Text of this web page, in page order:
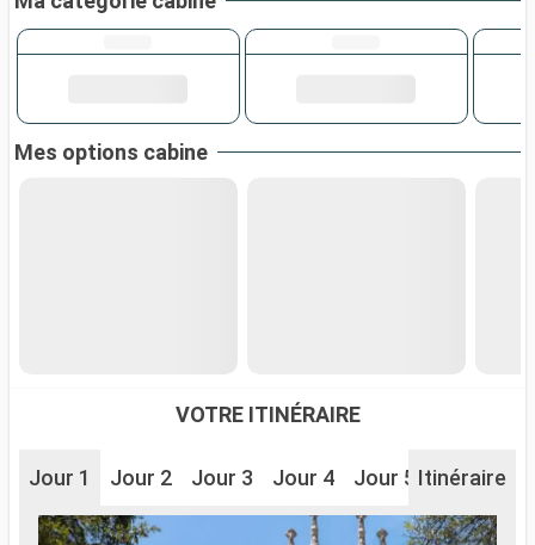
Mes options cabine
VOTRE ITINÉRAIRE
Jour 1 Jour 2 Jour 3 Jour 4 Jour 5 Jour 6
Itinéraire